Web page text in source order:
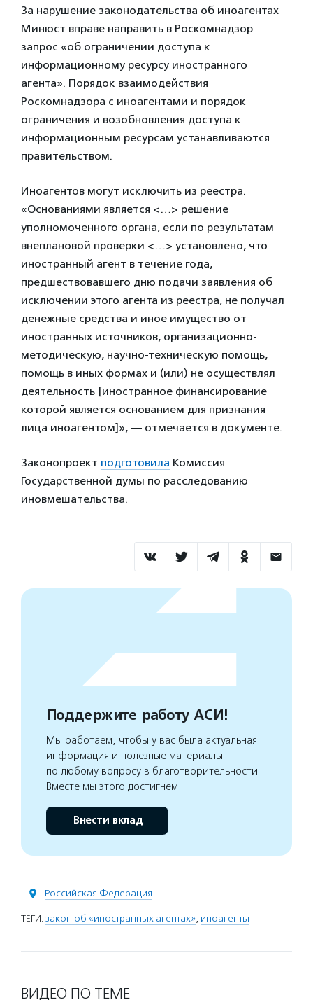
За нарушение законодательства об иноагентах
Минюст вправе направить в Роскомнадзор
запрос «об ограничении доступа к
информационному ресурсу иностранного
агента». Порядок взаимодействия
Роскомнадзора с иноагентами и порядок
ограничения и возобновления доступа к
информационным ресурсам устанавливаются
правительством.
Иноагентов могут исключить из реестра.
«Основаниями является <…> решение
уполномоченного органа, если по результатам
внеплановой проверки <…> установлено, что
иностранный агент в течение года,
предшествовавшего дню подачи заявления об
исключении этого агента из реестра, не получал
денежные средства и иное имущество от
иностранных источников, организационно-
методическую, научно-техническую помощь,
помощь в иных формах и (или) не осуществлял
деятельность [иностранное финансирование
которой является основанием для признания
лица иноагентом]», — отмечается в документе.
Законопроект подготовила Комиссия
Государственной думы по расследованию
иновмешательства.
Поддержите работу АСИ!
Мы работаем, чтобы у вас была актуальная
информация и полезные материалы
по любому вопросу в благотворительности.
Вместе мы этого достигнем
Внести вклад
Российская Федерация
ТЕГИ: закон об «иностранных агентах», иноагенты
ВИДЕО ПО ТЕМЕ